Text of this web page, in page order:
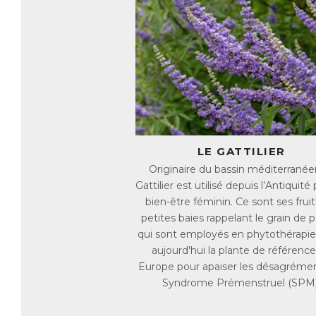
Si
LE GATTILIER
Originaire du bassin
Gattilier est utilisé depuis l’Antiquité
bien-être féminin. Ce sont ses
petites baies rappelant le grain de
qui sont employés en
aujourd'hui la plante de
Europe pour apaiser les
Syndrome Prémenstruel